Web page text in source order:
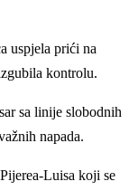
uspjela prići na
kontrolu.
sa linije slobodnih
napada.
Luisa koji se